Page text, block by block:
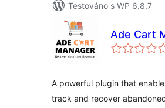
Testováno s WP 6.8.7
Ade Cart
A powerful plugin that
track and recover